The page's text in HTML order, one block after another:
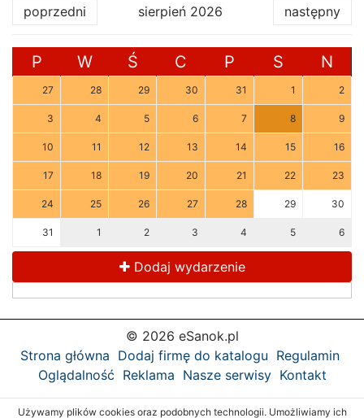
poprzedni sierpień 2026 następny
P W Ś C P S N
27 28 29 30 31 1 2
3 4 5 6 7 8 9
10 11 12 13 14 15 16
17 18 19 20 21 22 23
24 25 26 27 28 29 30
31 1 2 3 4 5 6
Dodaj wydarzenie
© 2026 eSanok.pl
Strona główna Dodaj firmę do katalogu Regulamin
Oglądalność Reklama Nasze serwisy Kontakt
Używamy plików cookies oraz podobnych technologii. Umożliwiamy ich